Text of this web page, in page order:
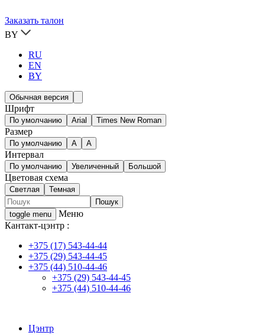
Заказать талон
BY
RU
EN
BY
Обычная версия
Шрифт
По умолчанию Arial Times New Roman
Размер
По умолчанию A A
Интервал
По умолчанию Увеличенный Большой
Цветовая схема
Светлая Темная
toggle menu
Меню
Кантакт-цэнтр :
+375 (17) 543-44-44
+375 (29) 543-44-45
+375 (44) 510-44-46
+375 (29) 543-44-45
+375 (44) 510-44-46
Цэнтр